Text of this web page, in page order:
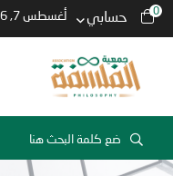
0 حسابي أغسطس 7, 2026